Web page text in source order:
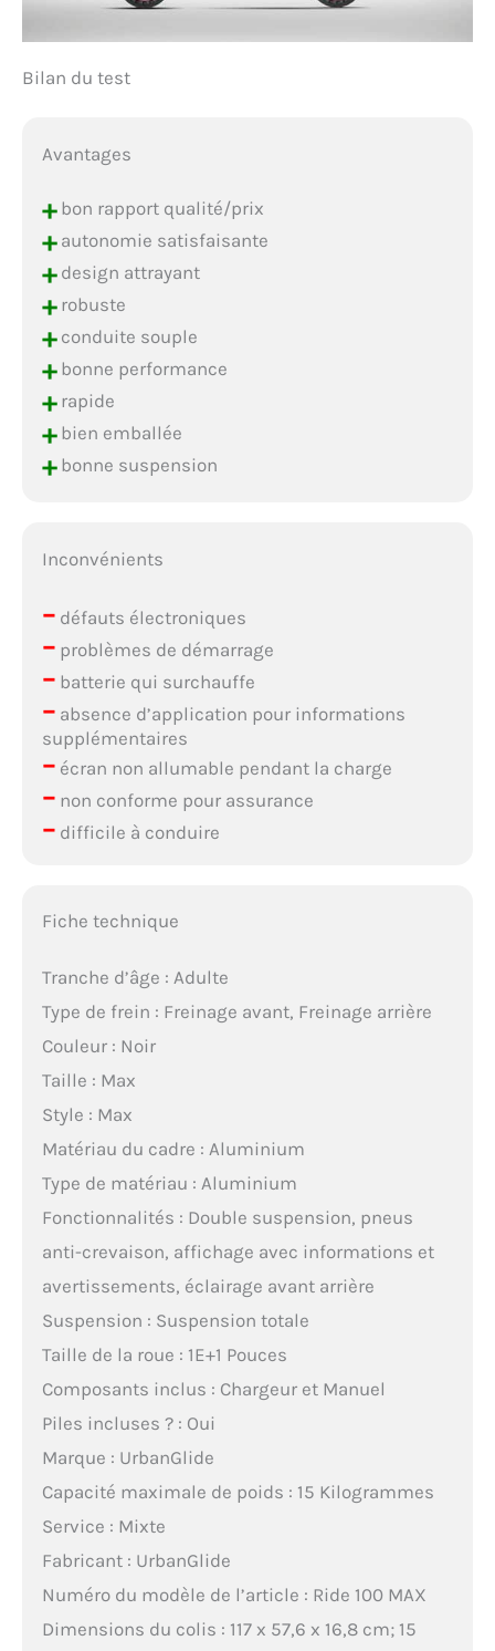
Bilan du test
Avantages
+bon rapport qualité/prix
+autonomie satisfaisante
+design attrayant
+robuste
+conduite souple
+bonne performance
+rapide
+bien emballée
+bonne suspension
Inconvénients
–défauts électroniques
–problèmes de démarrage
–batterie qui surchauffe
–absence d’application pour informations
supplémentaires
–écran non allumable pendant la charge
–non conforme pour assurance
–difficile à conduire
Fiche technique
Tranche d’âge : Adulte
Type de frein : Freinage avant, Freinage arrière
Couleur : Noir
Taille : Max
Style : Max
Matériau du cadre : Aluminium
Type de matériau : Aluminium
Fonctionnalités : Double suspension, pneus
anti-crevaison, affichage avec informations et
avertissements, éclairage avant arrière
Suspension : Suspension totale
Taille de la roue : 1E+1 Pouces
Composants inclus : Chargeur et Manuel
Piles incluses ? : Oui
Marque : UrbanGlide
Capacité maximale de poids : 15 Kilogrammes
Service : Mixte
Fabricant : UrbanGlide
Numéro du modèle de l’article : Ride 100 MAX
Dimensions du colis : 117 x 57,6 x 16,8 cm; 15